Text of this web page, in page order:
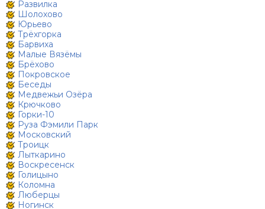
Развилка
Шолохово
Юрьево
Трёхгорка
Барвиха
Малые Вязёмы
Брёхово
Покровское
Беседы
Медвежьи Озёра
Крючково
Горки-10
Руза Фэмили Парк
Московский
Троицк
Лыткарино
Воскресенск
Голицыно
Коломна
Люберцы
Ногинск